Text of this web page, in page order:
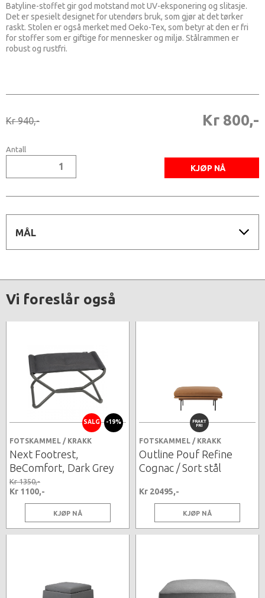
Batyline-stoffet gir god motstand mot UV-eksponering og slitasje.
Det er spesielt designet for utendørs bruk, som gjør at det tørker
raskt. Stolen er også merket med Oeko-Tex, som betyr at den er fri
for stoffer som er giftige for mennesker og miljø. Stålrammen er
robust og rustfri.
Kr 940,- Kr 800,-
Antall
MÅL
Vi foreslår også
SALG -19%
FOTSKAMMEL / KRAKK
Next Footrest,
BeComfort, Dark Grey
Kr 1350,-
Kr 1100,-
KJØP NÅ
FRAKT
FRI
FOTSKAMMEL / KRAKK
Outline Pouf Refine
Cognac / Sort stål
Kr 20495,-
KJØP NÅ